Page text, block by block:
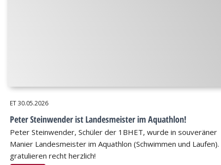
ET30.05.2026
Peter Steinwender ist Landesmeister im Aquathlon!
Peter Steinwender, Schüler der 1BHET, wurde in souveräner
Manier Landesmeister im Aquathlon (Schwimmen und Laufen).
gratulieren recht herzlich!